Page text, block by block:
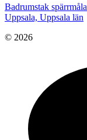
Badrumstak
Uppsala, Uppsala län
© 2026